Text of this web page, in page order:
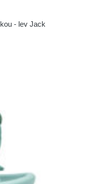
- lev Jack